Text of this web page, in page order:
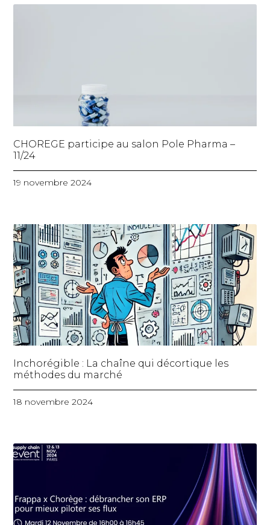
CHOREGE participe au salon Pole Pharma –
11/24
19 novembre 2024
Inchorégible : La chaîne qui décortique les
méthodes du marché
18 novembre 2024